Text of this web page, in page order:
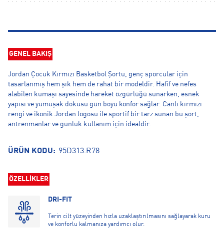
GENEL BAKIŞ
Jordan Çocuk Kırmızı Basketbol Şortu, genç sporcular için
tasarlanmış hem şık hem de rahat bir modeldir. Hafif ve nefes
alabilen kumaşı sayesinde hareket özgürlüğü sunarken, esnek
yapısı ve yumuşak dokusu gün boyu konfor sağlar. Canlı kırmızı
rengi ve ikonik Jordan logosu ile sportif bir tarz sunan bu şort,
antrenmanlar ve günlük kullanım için idealdir.
ÜRÜN KODU: 95D313.R78
ÖZELLİKLER
DRI-FIT
Terin cilt yüzeyinden hızla uzaklaştırılmasını sağlayarak kuru
ve konforlu kalmanıza yardımcı olur.